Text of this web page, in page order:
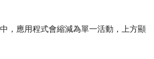
，應用程式會縮減為單一活動，上方顯